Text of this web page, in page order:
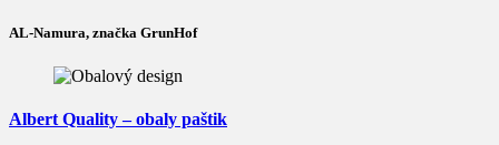
AL-Namura, značka GrunHof
Albert Quality – obaly paštik